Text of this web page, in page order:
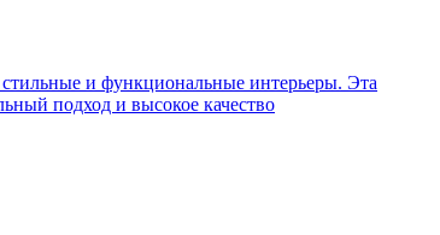
стильные и функциональные интерьеры. Эта
подход и высокое качество